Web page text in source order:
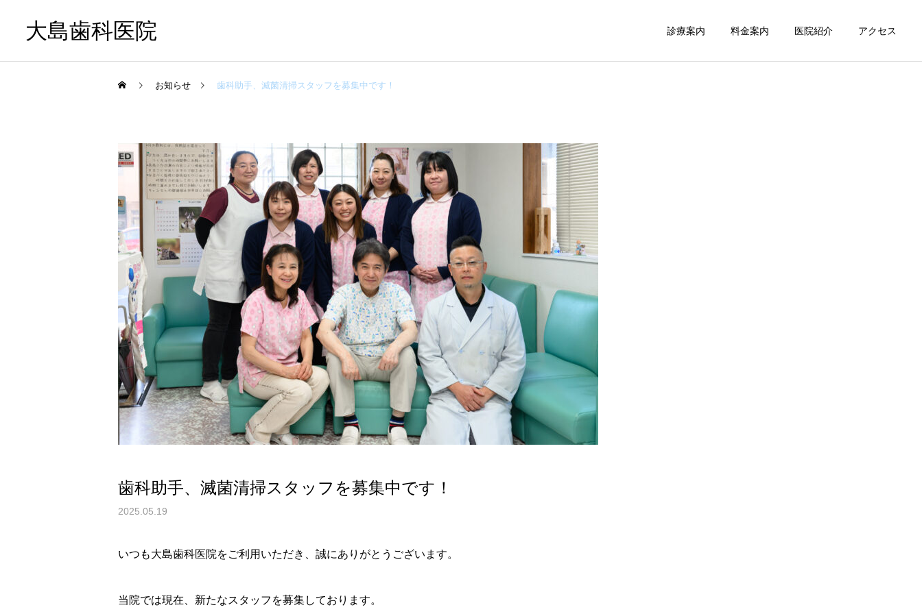
大島歯科医院 診療案内 料金案内 医院紹介 アクセス
お知らせ 歯科助手、滅菌清掃スタッフを募集中です！
歯科助手、滅菌清掃スタッフを募集中です！
2025.05.19
いつも大島歯科医院をご利用いただき、誠にありがとうございます。
当院では現在、新たなスタッフを募集しております。